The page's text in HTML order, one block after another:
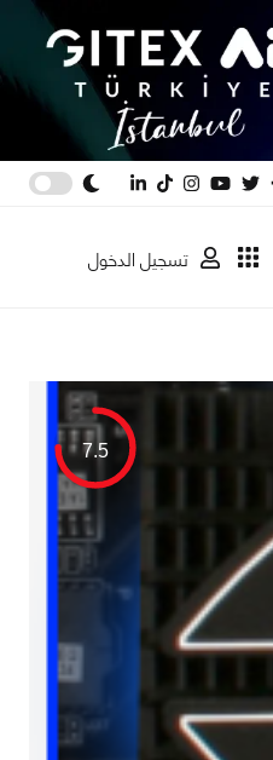
تسجيل الدخول
7.5